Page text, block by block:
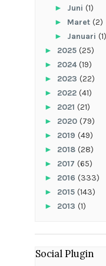
► Juni (1)
► Maret (2)
► Januari (1)
► 2025 (25)
► 2024(19)
► 2023 (22)
► 2022 (41)
► 2021 (21)
► 2020 (79)
► 2019 (49)
► 2018 (28)
► 2017 (65)
► 2016 (333)
► 2015 (143)
► 2013 (1)
Social Plugin